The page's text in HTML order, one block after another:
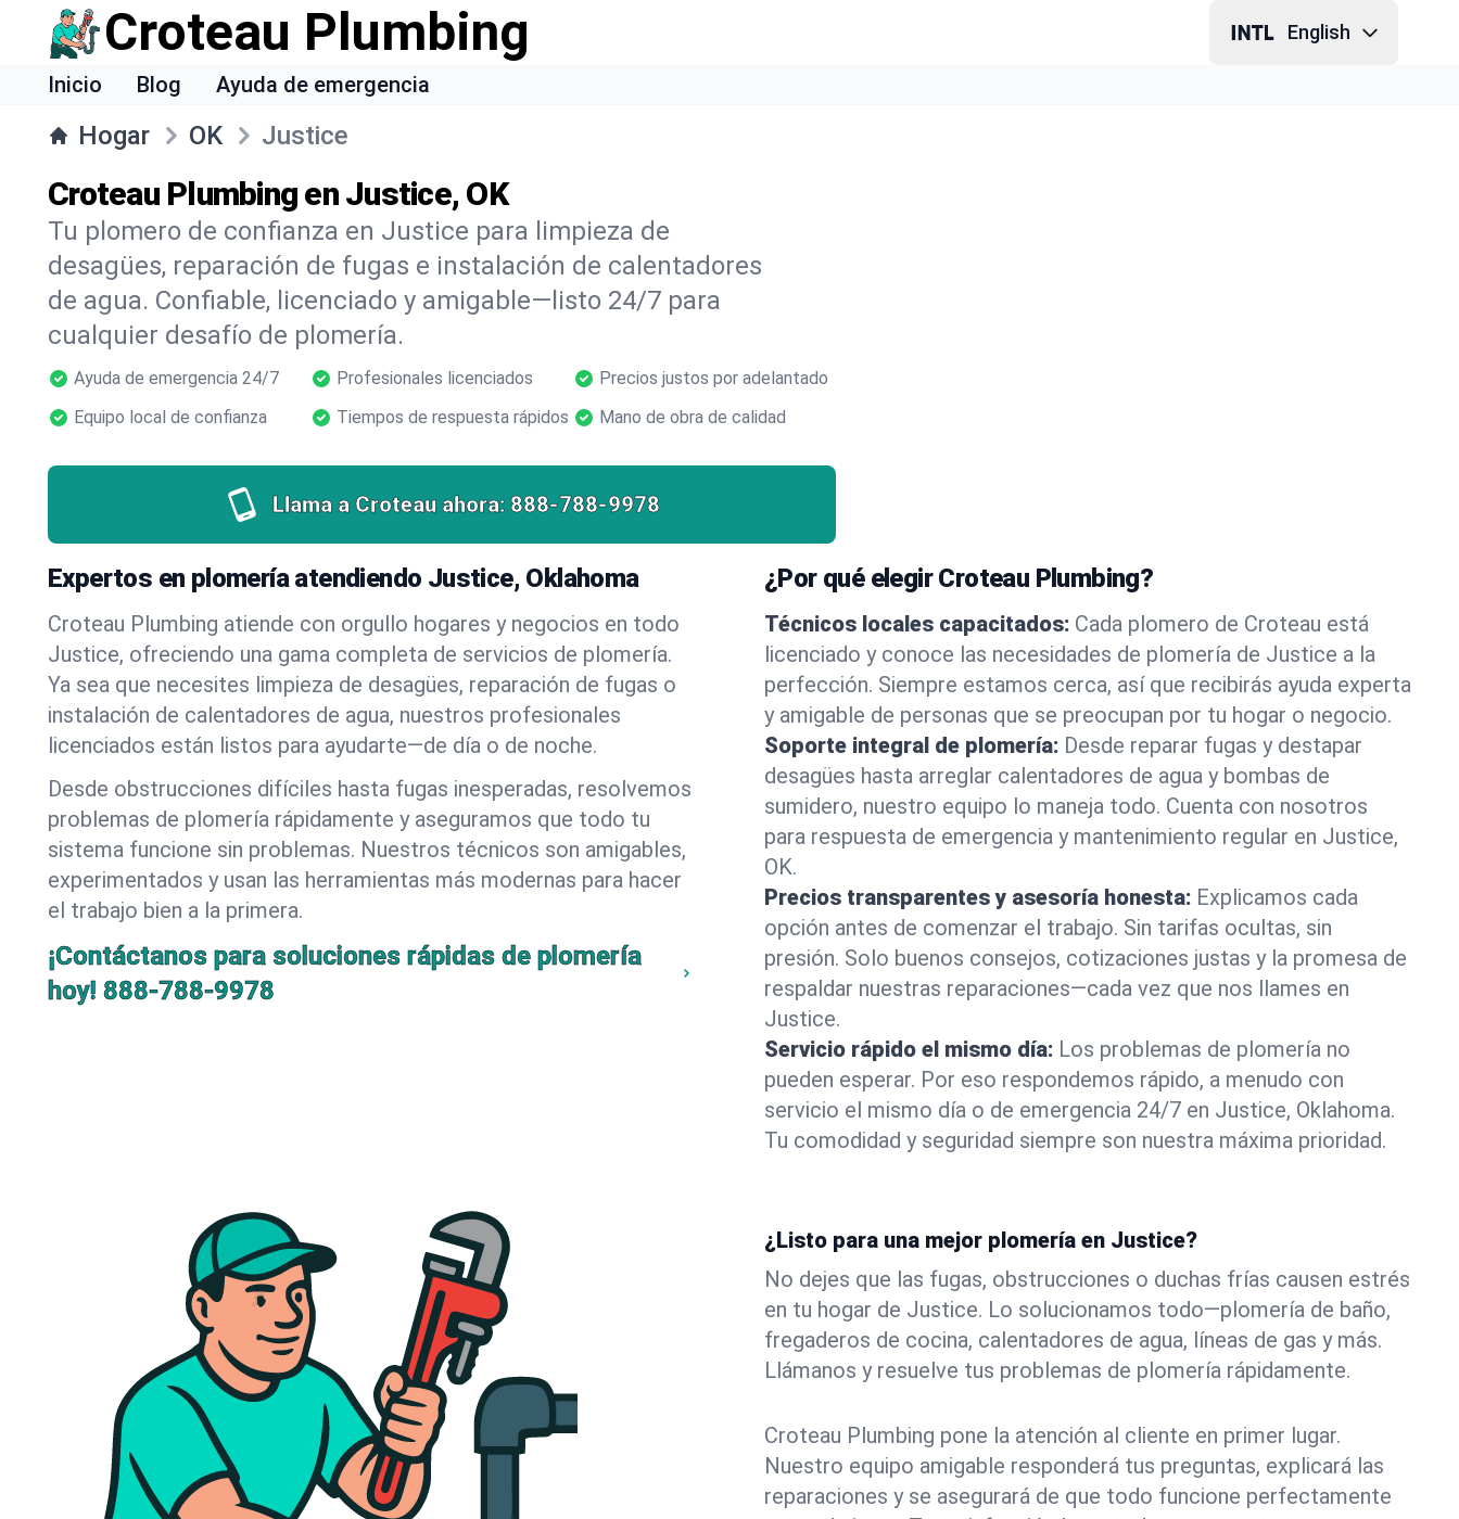
Croteau Plumbing English
Inicio Blog Ayuda de emergencia
Hogar OK Justice
Croteau Plumbing en Justice, OK
Tu plomero de confianza en Justice para limpieza de
desagües, reparación de fugas e instalación de calentadores
de agua. Confiable, licenciado y amigable—listo 24/7 para
cualquier desafío de plomería.
Ayuda de emergencia 24/7 Profesionales licenciados
Precios justos por adelantado
Equipo local de confianza
Tiempos de respuesta rápidos Mano de obra de calidad
Llama a Croteau ahora: 888-788-9978
Expertos en plomería atendiendo Justice, Oklahoma
Croteau Plumbing atiende con orgullo hogares y negocios en todo
Justice, ofreciendo una gama completa de servicios de plomería.
Ya sea que necesites limpieza de desagües, reparación de fugas o
instalación de calentadores de agua, nuestros profesionales
licenciados están listos para ayudarte—de día o de noche.
Desde obstrucciones difíciles hasta fugas inesperadas, resolvemos
problemas de plomería rápidamente y aseguramos que todo tu
sistema funcione sin problemas. Nuestros técnicos son amigables,
experimentados y usan las herramientas más modernas para hacer
el trabajo bien a la primera.
¡Contáctanos para soluciones rápidas de plomería
hoy! 888-788-9978
¿Por qué elegir Croteau Plumbing?
Técnicos locales capacitados: Cada plomero de Croteau está
licenciado y conoce las necesidades de plomería de Justice a la
perfección. Siempre estamos cerca, así que recibirás ayuda experta
y amigable de personas que se preocupan por tu hogar o negocio.
Soporte integral de plomería: Desde reparar fugas y destapar
desagües hasta arreglar calentadores de agua y bombas de
sumidero, nuestro equipo lo maneja todo. Cuenta con nosotros
para respuesta de emergencia y mantenimiento regular en Justice,
OK.
Precios transparentes y asesoría honesta: Explicamos cada
opción antes de comenzar el trabajo. Sin tarifas ocultas, sin
presión. Solo buenos consejos, cotizaciones justas y la promesa de
respaldar nuestras reparaciones—cada vez que nos llames en
Justice.
Servicio rápido el mismo día: Los problemas de plomería no
pueden esperar. Por eso respondemos rápido, a menudo con
servicio el mismo día o de emergencia 24/7 en Justice, Oklahoma.
Tu comodidad y seguridad siempre son nuestra máxima prioridad.
¿Listo para una mejor plomería en Justice?
No dejes que las fugas, obstrucciones o duchas frías causen estrés
en tu hogar de Justice. Lo solucionamos todo—plomería de baño,
fregaderos de cocina, calentadores de agua, líneas de gas y más.
Llámanos y resuelve tus problemas de plomería rápidamente.
Croteau Plumbing pone la atención al cliente en primer lugar.
Nuestro equipo amigable responderá tus preguntas, explicará las
reparaciones y se asegurará de que todo funcione perfectamente